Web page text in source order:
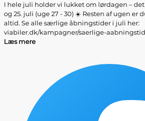
I hele juli holder vi lukket om lørdagen – det
og 25. juli (uge 27 - 30) ☀️ Resten af ugen er
altid. Se alle særlige åbningstider i juli her:
viabiler.dk/kampagner/saerlige-
Læs mere